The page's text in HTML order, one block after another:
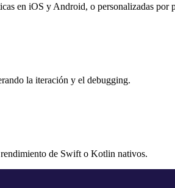
en iOS y Android, o personalizadas por
la iteración y el debugging.
de Swift o Kotlin nativos.